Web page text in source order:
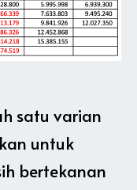
satu varian
untuk
bertekanan